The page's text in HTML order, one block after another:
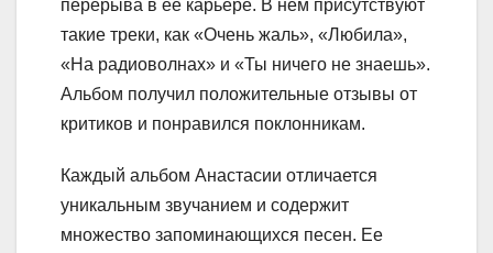
перерыва в ее карьере. В нем присутствуют
такие треки, как «Очень жаль», «Любила»,
«На радиоволнах» и «Ты ничего не знаешь».
Альбом получил положительные отзывы от
критиков и понравился поклонникам.
Каждый альбом Анастасии отличается
уникальным звучанием и содержит
множество запоминающихся песен. Ее